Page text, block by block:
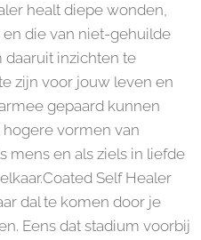
healt diepe wonden,
die van niet-gehuilde
daaruit inzichten te
zijn voor jouw leven en
gepaard kunnen
vormen van
mens en als ziels in liefde
Self Healer
dal te komen door je
Eens dat stadium voorbij